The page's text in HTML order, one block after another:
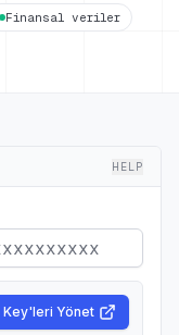
Finansal veriler
HELP
Key'leri Yönet